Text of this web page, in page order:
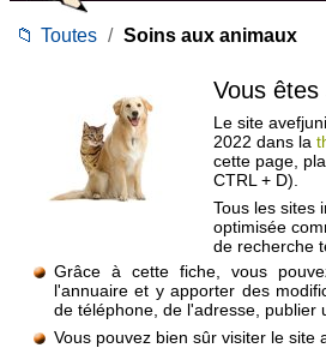
📁 Toutes / Soins aux animaux
Vous êtes
Le site
2022 dans la
cette page,
CTRL + D).
Tous les sites
optimisée
de recherche
Grâce à cette fiche, vous
l'annuaire et y apporter des
de téléphone, de l'adresse, publier
Vous pouvez bien sûr visiter le site